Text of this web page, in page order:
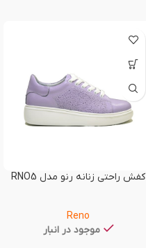
کفش راحتی زنانه رنو مدل RNO5
Reno
موجود در انبار